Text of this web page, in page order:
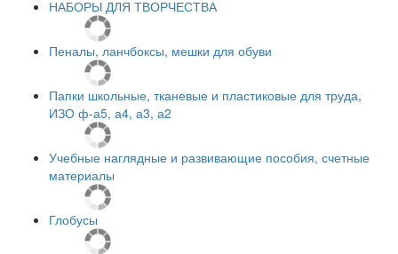
НАБОРЫ ДЛЯ ТВОРЧЕСТВА
Пеналы, ланчбоксы, мешки для обуви
Папки школьные, тканевые и пластиковые для труда,
ИЗО ф-а5, а4, а3, а2
Учебные наглядные и развивающие пособия, счетные
материалы
Глобусы